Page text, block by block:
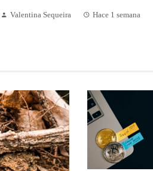
Valentina Sequeira Hace 1 semana